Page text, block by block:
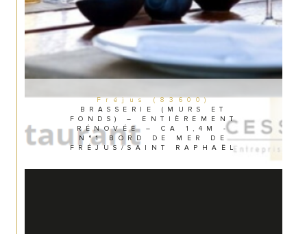
Fréjus (83600)
BRASSERIE (MURS ET
FONDS) – ENTIÈREMENT
RÉNOVÉE – CA 1,4M -
N°1 BORD DE MER DE
FRÉJUS/SAINT RAPHAËL